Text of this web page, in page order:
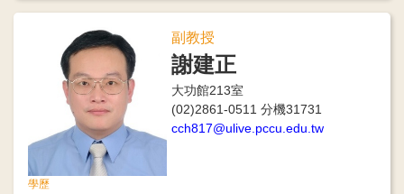
副教授
謝建正
大功館213室
(02)2861-0511 分機31731
cch817@ulive.pccu.edu.tw
學歷